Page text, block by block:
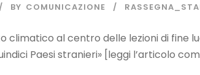
BY COMUNICAZIONE
al centro delle lezioni di fine
Paesi stranieri» [leggi l’articolo